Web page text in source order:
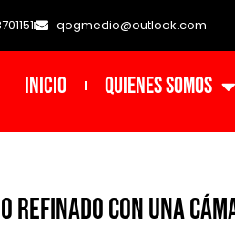
qogmedio@outlook.com
INICIO Quienes Somos
REFINADO CON UNA